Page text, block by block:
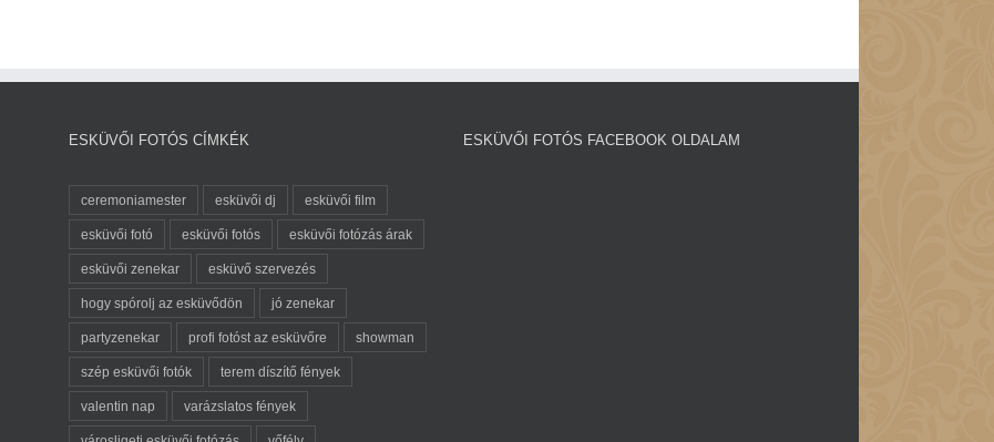
ESKÜVŐI FOTÓS CÍMKÉK
ceremoniamester esküvői dj esküvői film
esküvői fotó esküvői fotós esküvői fotózás árak
esküvői zenekar esküvő szervezés
hogy spórolj az esküvődön jó zenekar
partyzenekar profi fotóst az esküvőre showman
szép esküvői fotók terem díszítő fények
valentin nap varázslatos fények
ESKÜVŐI FOTÓS FACEBOOK OLDALAM